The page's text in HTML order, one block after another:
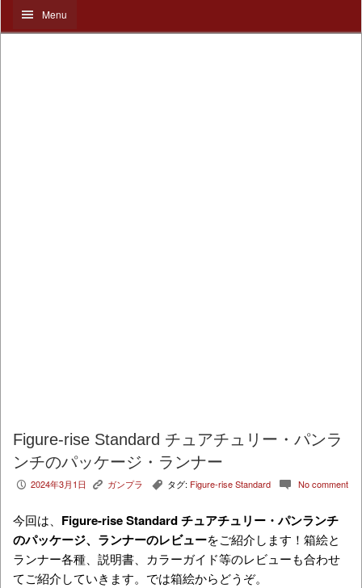
Menu
Figure-rise Standard チュアチュリー・パンラ
ンチのパッケージ・ランナー
P 2024年3月1日 K ガンプラ , タグ: Figure-rise Standard c No comment
今回は、 Figure-rise Standard チュアチュリー・パンランチ
のパッケージ、ランナーのレビューをご紹介します！箱絵と
ランナー各種、説明書、カラーガイド等のレビューも合わせ
てご紹介していきます。では箱絵からどうぞ。